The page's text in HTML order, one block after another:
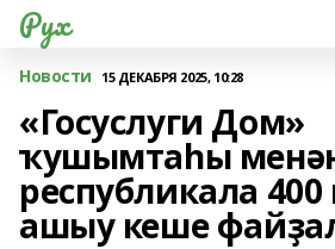
Рух
Новости 15 ДЕКАБРЯ 2025, 10:28
«Госуслуги Дом»
ҡушымтаһы
республикала
ашыу кеше